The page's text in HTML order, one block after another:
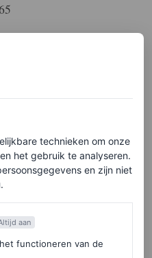
technieken om onze
het gebruik te analyseren.
en zijn niet
aan
functioneren van de